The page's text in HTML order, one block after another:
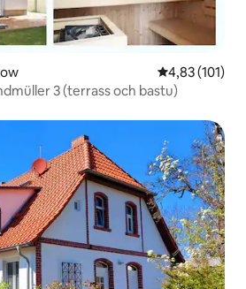
4,83 av 5 i
4,83 (101)
3 (terrass och bastu)